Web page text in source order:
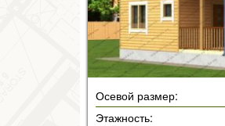
Осевой размер:
Этажность: